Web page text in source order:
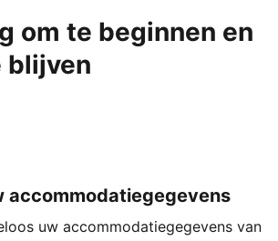
om te beginnen en
blijven
accommodatiegegevens
uw accommodatiegegevens van